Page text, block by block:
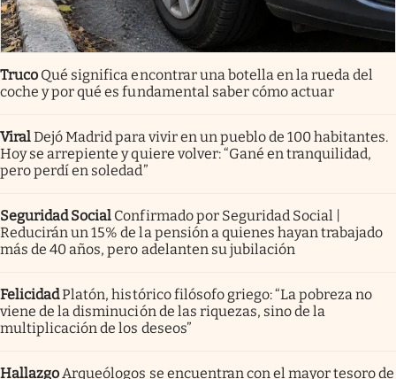
Truco Qué significa encontrar una botella en la rueda del
coche y por qué es fundamental saber cómo actuar
ViralDejó Madrid para vivir en un pueblo de 100 habitantes.
Hoy se arrepiente y quiere volver: “Gané en tranquilidad,
pero perdí en soledad”
Seguridad Social Confirmado por Seguridad Social |
Reducirán un 15% de la pensión a quienes hayan trabajado
más de 40 años, pero adelanten su jubilación
FelicidadPlatón, histórico filósofo griego: “La pobreza no
viene de la disminución de las riquezas, sino de la
multiplicación de los deseos”
Hallazgo Arqueólogos se encuentran con el mayor tesoro de